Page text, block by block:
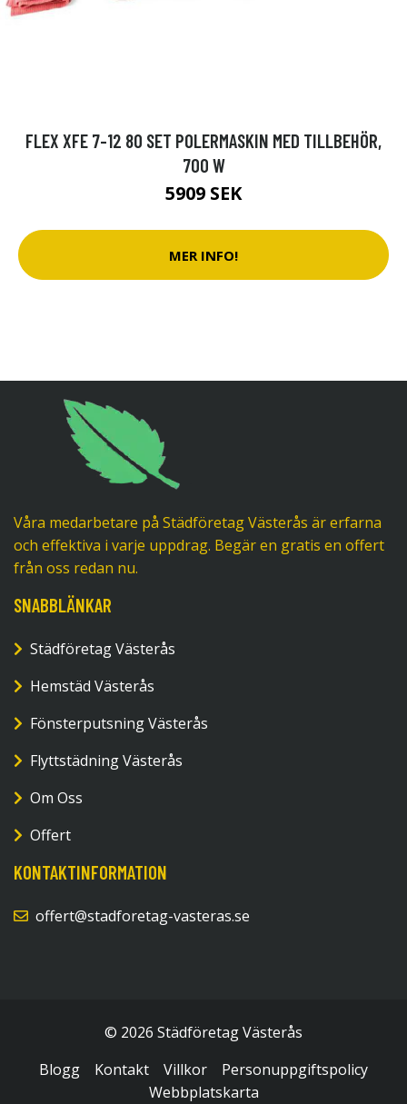
FLEX XFE 7-12 80 SET POLERMASKIN MED TILLBEHÖR,
700 W
5909 SEK
MER INFO!
Våra medarbetare på Städföretag Västerås är erfarna
och effektiva i varje uppdrag. Begär en gratis en offert
från oss redan nu.
SNABBLÄNKAR
Städföretag Västerås
Hemstäd Västerås
Fönsterputsning Västerås
Flyttstädning Västerås
Om Oss
Offert
KONTAKTINFORMATION
offert@stadforetag-vasteras.se
© 2026 Städföretag Västerås
Blogg
Kontakt Villkor
Personuppgiftspolicy
Webbplatskarta